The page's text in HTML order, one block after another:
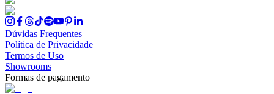
Dúvidas Frequentes
Política de Privacidade
Termos de Uso
Showrooms
Formas de pagamento